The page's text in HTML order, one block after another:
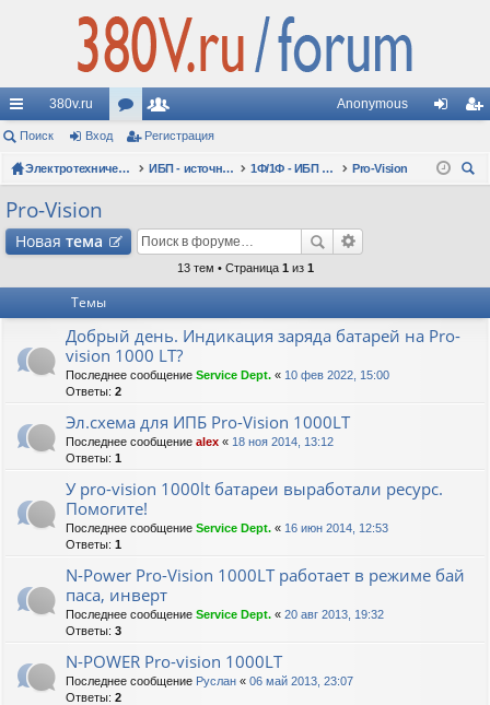
с
ы
лк
380v.ru
ор
ум
ол
ьз
ат
Anonymous
д ис
Поиск Вход Регистрация
Электротехнические форумы ИБП - источники бесперебойного питания 1Ф/1Ф - ИБП N-POWER - однофазные 1-10 кВА - вопросы по моделям
Pro-Vision
Pro-Vision
Новая тема
13 тем • Страница 1 из 1
Темы
Добрый день. Индикация заряда батарей на Pro-
vision 1000 LT?
Последнее сообщение Service Dept. « 10 фев 2022, 15:00
Ответы: 2
Эл.схема для ИПБ Pro-Vision 1000LT
Последнее сообщение alex « 18 ноя 2014, 13:12
Ответы: 1
У pro-vision 1000lt батареи выработали ресурс.
Помогите!
Последнее сообщение Service Dept. « 16 июн 2014, 12:53
Ответы: 1
N-Power Pro-Vision 1000LT работает в режиме бай
паса, инверт
Последнее сообщение Service Dept. « 20 авг 2013, 19:32
Ответы: 3
N-POWER Pro-vision 1000LT
Последнее сообщение Руслан « 06 май 2013, 23:07
Ответы: 2